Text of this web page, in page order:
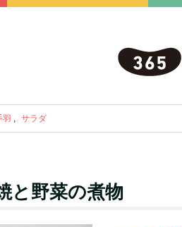
羽 , サラダ
と野菜の煮物